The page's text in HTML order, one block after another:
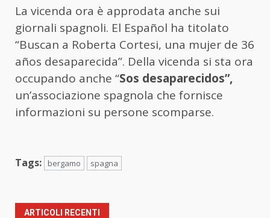
La vicenda ora è approdata anche sui
giornali spagnoli. El Español ha titolato
“Buscan a Roberta Cortesi, una mujer de 36
años desaparecida”. Della vicenda si sta ora
occupando anche “Sos desaparecidos”,
un’associazione spagnola che fornisce
informazioni su persone scomparse.
Tags: bergamo spagna
ARTICOLI RECENTI